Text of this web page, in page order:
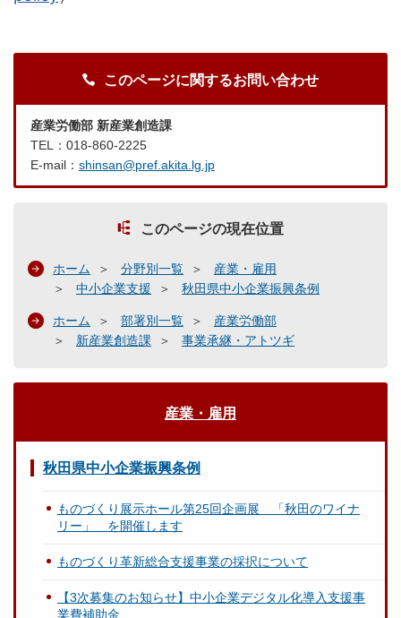
このページに関するお問い合わせ
産業労働部 新産業創造課
TEL：018-860-2225
E-mail： shinsan@pref.akita.lg.jp
このページの現在位置
ホーム 分野別一覧
産業・雇用
中小企業支援
秋田県中小企業振興条例
ホーム 部署別一覧
産業労働部
新産業創造課
事業承継・アトツギ
産業・雇用
秋田県中小企業振興条例
ものづくり展示ホール第25回企画展 「秋田のワイナ
リー」 を開催します
ものづくり革新総合支援事業の採択について
【3次募集のお知らせ】中小企業デジタル化導入支援事
業費補助金